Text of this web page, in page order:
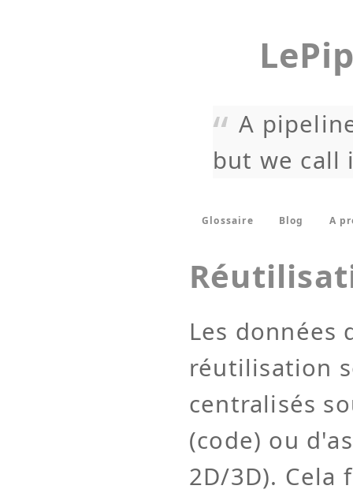
A
but we call
Glossaire Blog A
Les données
réutilisation
centralisés
(code) ou
2D/3D). Cela